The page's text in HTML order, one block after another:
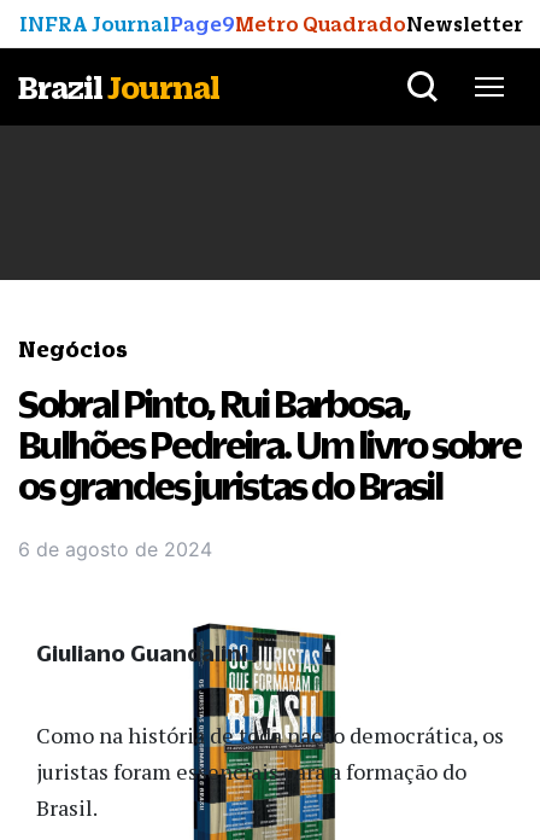
INFRA JournalPage9Metro QuadradoNewsletter
BrazilJournal
Negócios
Sobral Pinto, Rui Barbosa,
Bulhões Pedreira. Um livro sobre
os grandes juristas do Brasil
6 de agosto de 2024
Como na história de toda nação democrática, os
juristas foram essenciais para a formação do
Brasil.
Giuliano Guandalini